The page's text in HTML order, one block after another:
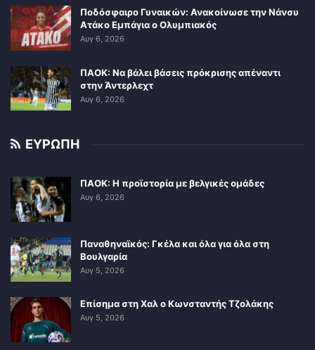
Ποδόσφαιρο Γυναικών: Ανακοίνωσε την Νάνσυ
Ατάκο Εμπάγια ο Ολυμπιακός
Αυγ 6, 2026
ΠΑΟΚ: Να βάλει βάσεις πρόκρισης απέναντι
στην Άντερλεχτ
Αυγ 6, 2026
ΕΥΡΩΠΗ
ΠΑΟΚ: Η προϊστορία με βελγικές ομάδες
Αυγ 6, 2026
Παναθηναϊκός: Γκέλα και όλα για όλα στη
Βουλγαρία
Αυγ 5, 2026
Επίσημα στη Χαλ ο Κωνσταντής Τζολάκης
Αυγ 5, 2026